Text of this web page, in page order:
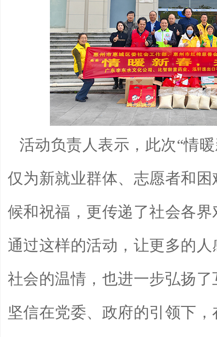
活动负责人表示，此次“情
仅为新就业群体、志愿者和
候和祝福，更传递了社会各
通过这样的活动，让更多的
社会的温情，也进一步弘扬
坚信在党委、政府的引领下